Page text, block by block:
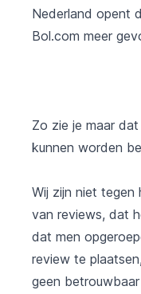
Nederland opent
Bol.com meer
Zo zie je maar
kunnen worden
Wij zijn niet
van reviews, dat
dat men
review te
geen